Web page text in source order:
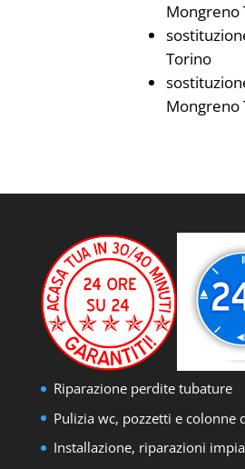
Mongreno
Torino
Mongreno
Riparazione perdite tubature
Pulizia wc, pozzetti e colonne
Installazione, riparazioni